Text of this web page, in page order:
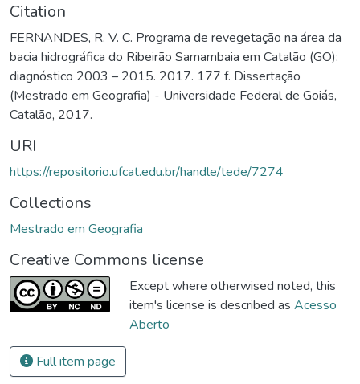
Citation
FERNANDES, R. V. C. Programa de revegetação na área da
bacia hidrográfica do Ribeirão Samambaia em Catalão (GO):
diagnóstico 2003 – 2015. 2017. 177 f. Dissertação
(Mestrado em Geografia) - Universidade Federal de Goiás,
Catalão, 2017.
URI
https://repositorio.ufcat.edu.br/handle/tede/7274
Collections
Mestrado em Geografia
Creative Commons license
Except where otherwised noted, this
item's license is described as Acesso
Aberto
Full item page